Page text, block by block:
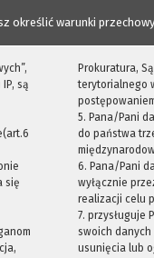
określić warunki
są
się
Prokuratura,
terytorialnego
5. Pana/Pani
do państwa
6. Pana/Pani
wyłącznie
realizacji celu
7. przysługuje
swoich
usunięcia lub